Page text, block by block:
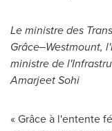
Le ministre des
Grâce‒Westmount,
ministre de
Amarjeet Sohi
« Grâce à l'entente